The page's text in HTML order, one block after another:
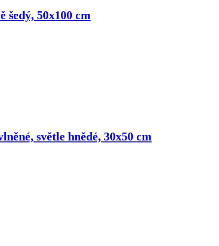
šedý, 50x100 cm
světle hnědé, 30x50 cm